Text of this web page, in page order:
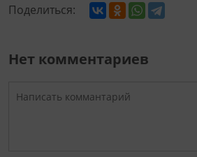
Поделиться:
Нет комментариев